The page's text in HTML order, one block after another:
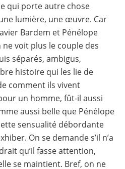
qui porte autre chose
lumière, une œuvre. Car
Bardem et Pénélope
ne voit plus le couple des
séparés, ambigus,
histoire qui les lie de
comment ils vivent
un homme, fût-il aussi
aussi belle que Pénélope
sensualité débordante
On se demande s’il n’a
qu’il fasse attention,
se maintient. Bref, on ne